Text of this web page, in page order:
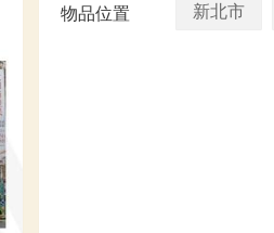
物品位置 新北市